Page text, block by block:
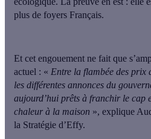
plus de foyers Français.
Et cet engouement ne fait que
actuel : « Entre la flambée des prix
les différentes annonces du
aujourd’hui prêts à franchir le cap
chaleur à la maison », explique
la Stratégie d’Effy.